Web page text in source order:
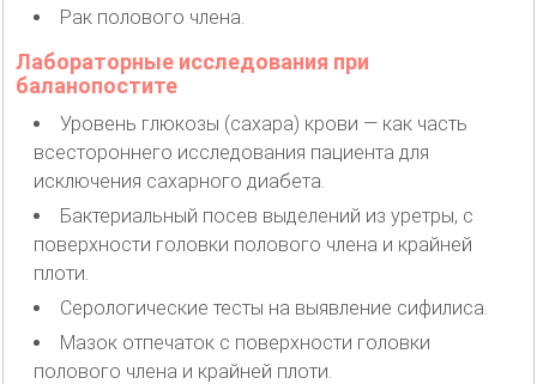
Рак полового члена.
Лабораторные исследования при
баланопостите
Уровень глюкозы (сахара) крови — как часть
всестороннего исследования пациента для
исключения сахарного диабета.
Бактериальный посев выделений из уретры, с
поверхности головки полового члена и крайней
плоти.
Серологические тесты на выявление сифилиса.
Мазок отпечаток с поверхности головки
полового члена и крайней плоти.